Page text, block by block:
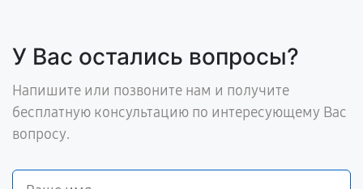
У Вас остались вопросы?
Напишите или позвоните нам и получите
бесплатную консультацию по интересующему Вас
вопросу.